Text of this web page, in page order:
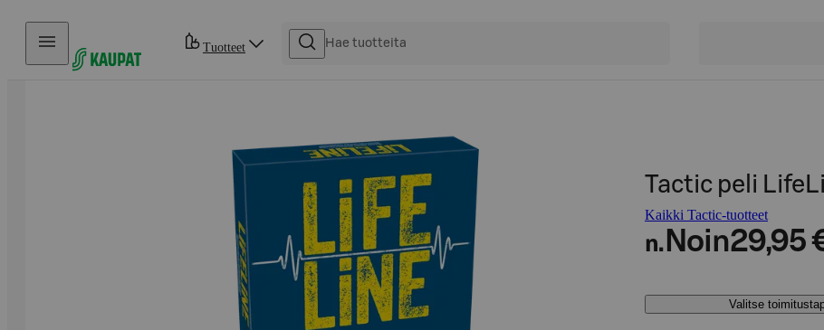
Hyppää sisältöön
Tuotteet
Tactic peli
Kaikki Tactic-tuotteet
n. Noin29,95
Valitse